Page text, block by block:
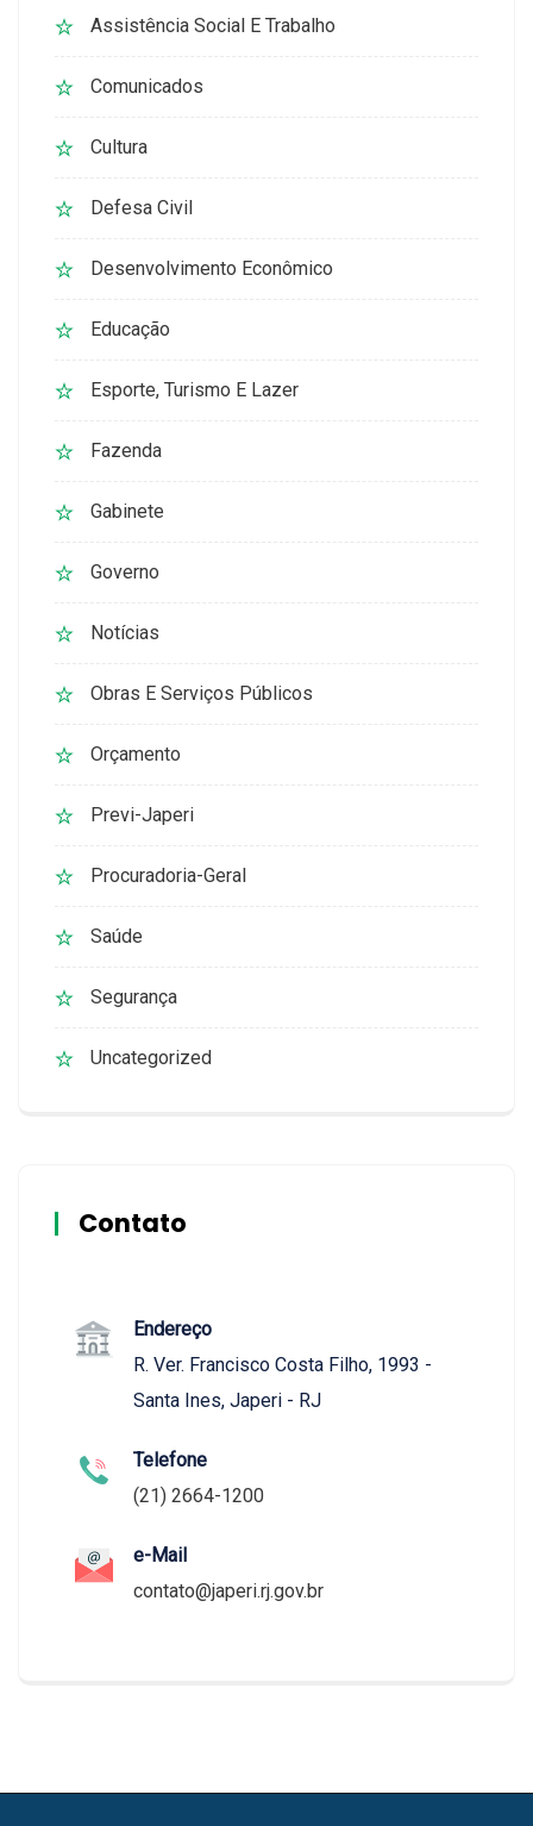
Assistência Social E Trabalho
Comunicados
Cultura
Defesa Civil
Desenvolvimento Econômico
Educação
Esporte, Turismo E Lazer
Fazenda
Gabinete
Governo
Notícias
Obras E Serviços Públicos
Orçamento
Previ-Japeri
Procuradoria-Geral
Saúde
Segurança
Uncategorized
Contato
Endereço
R. Ver. Francisco Costa Filho, 1993 -
Santa Ines, Japeri - RJ
Telefone
(21) 2664-1200
e-Mail
contato@japeri.rj.gov.br